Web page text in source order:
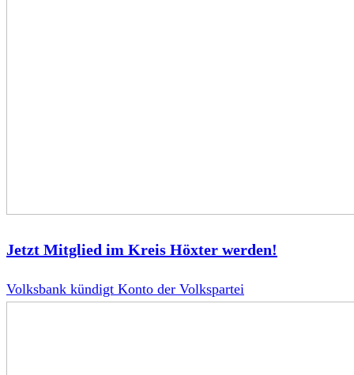
Jetzt Mitglied im Kreis Höxter werden!
Volksbank kündigt Konto der Volkspartei